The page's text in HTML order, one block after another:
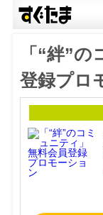
「“絆”
登録プロ